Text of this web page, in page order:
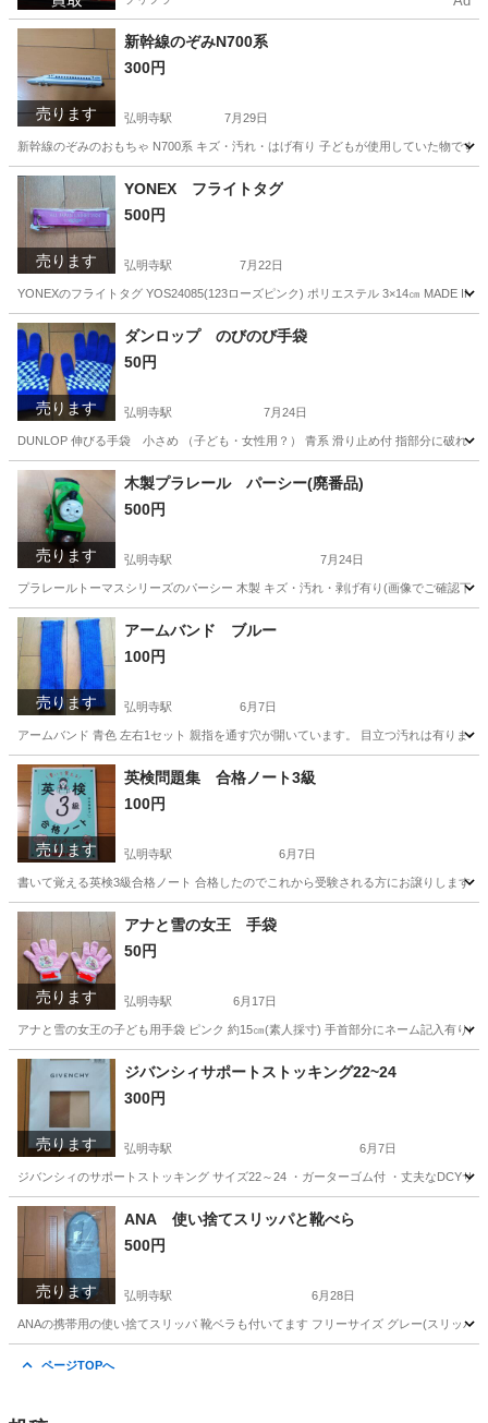
売ります
新幹線のぞみN700系
300円
弘明寺駅 7月29日
新幹線のぞみのおもちゃ N700系 キズ・汚れ・はげ有り 子どもが使用していた物で
神奈川 横浜市 おもちゃ
売ります
YONEX フライトタグ
500円
弘明寺駅 7月22日
YONEXのフライトタグ YOS24085(123ローズピンク) ポリエステル 3×14㎝ MADE IN
神奈川 横浜市 弘明寺駅 テニス フライト
売ります
ダンロップ のびのび手袋
50円
弘明寺駅 7月24日
DUNLOP 伸びる手袋 小さめ （子ども・女性用？） 青系 滑り止め付 指部分に破れ
神奈川 横浜市 弘明寺駅 その他 ダンロップ
売ります
木製プラレール パーシー(廃番品)
500円
弘明寺駅 7月24日
プラレールトーマスシリーズのパーシー 木製 キズ・汚れ・剥げ有り(画像でご確認下
神奈川 横浜市 弘明寺駅 おもちゃ
売ります
アームバンド ブルー
100円
弘明寺駅 6月7日
アームバンド 青色 左右1セット 親指を通す穴が開いています。 目立つ汚れは有りま
神奈川 横浜市 弘明寺駅 アクセサリー
売ります
英検問題集 合格ノート3級
100円
弘明寺駅 6月7日
書いて覚える英検3級合格ノート 合格したのでこれから受験される方にお譲りします
神奈川 横浜市 弘明寺駅 就職、資格
売ります
アナと雪の女王 手袋
50円
弘明寺駅 6月17日
アナと雪の女王の子ども用手袋 ピンク 約15㎝(素人採寸) 手首部分にネーム記入有り(
神奈川 横浜市 弘明寺駅 キッズ用品
売ります
ジバンシィサポートストッキング22~24
300円
弘明寺駅 6月7日
ジバンシィのサポートストッキング サイズ22～24 ・ガーターゴム付 ・丈夫なDCY
神奈川 横浜市 弘明寺駅 その他 DCY
売ります
ANA 使い捨てスリッパと靴べら
500円
弘明寺駅 6月28日
ANAの携帯用の使い捨てスリッパ 靴ベラも付いてます フリーサイズ グレー(スリッ
ページTOPへ